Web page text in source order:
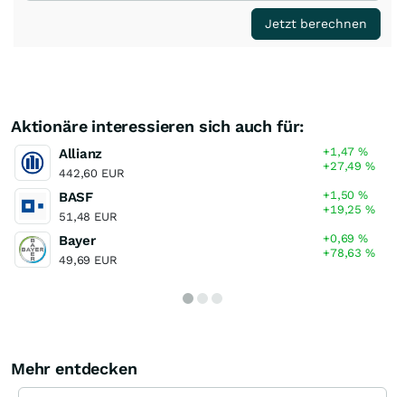
Jetzt berechnen
Aktionäre interessieren sich auch für:
Allianz
442,60 EUR
+1,47%
+27,49%
BASF
51,48 EUR
+1,50%
+19,25%
Bayer
49,69 EUR
+0,69%
+78,63%
Mehr entdecken